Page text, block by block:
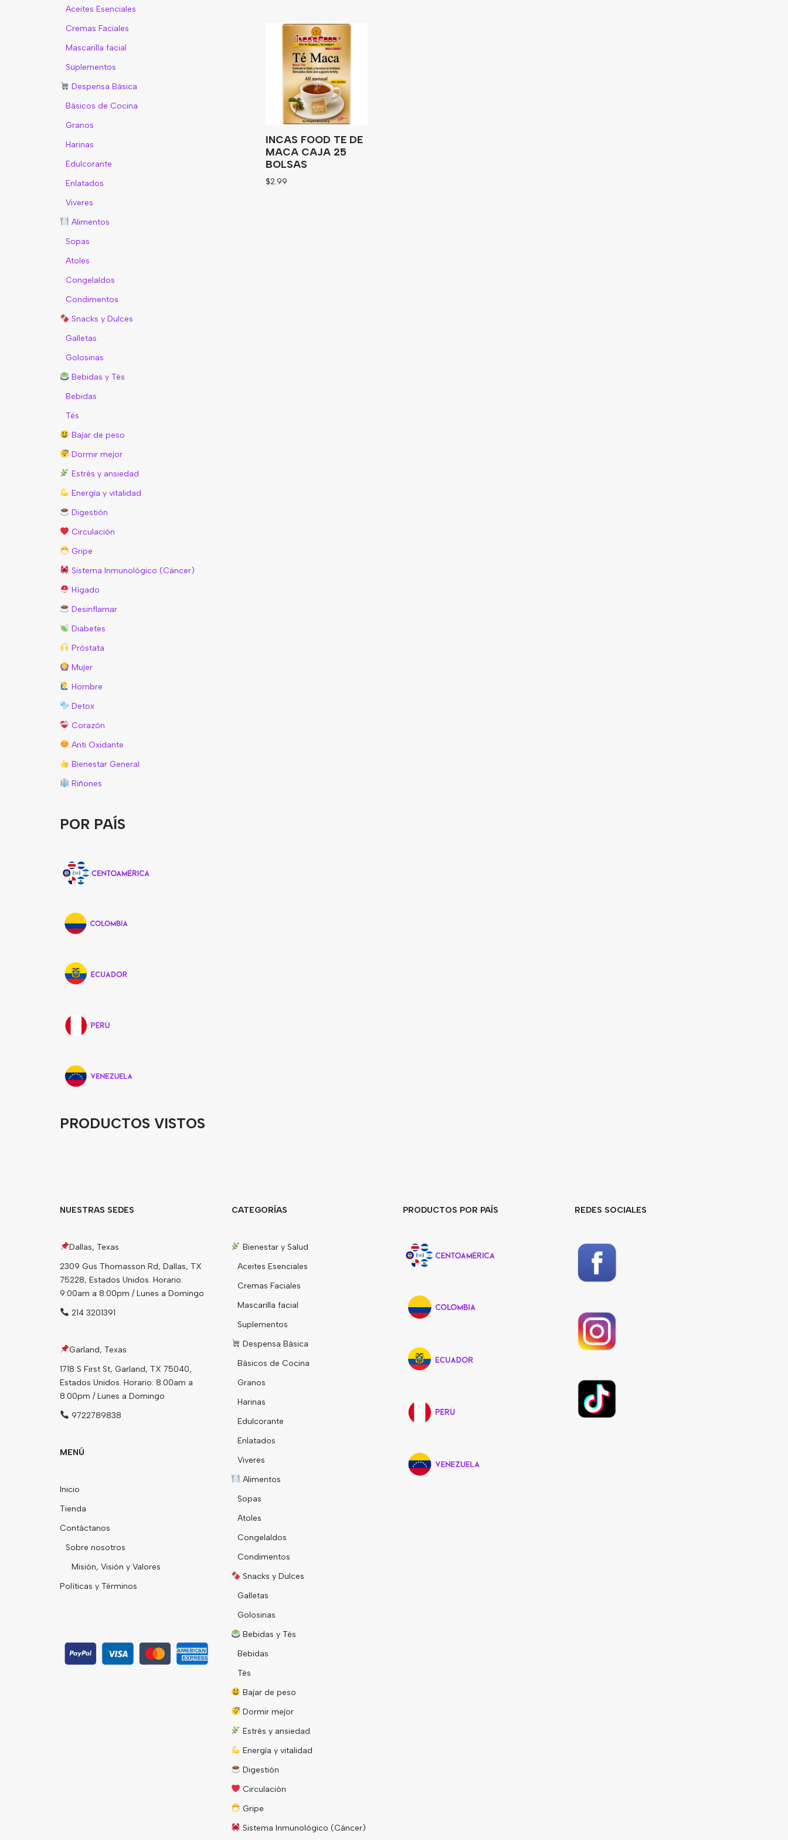
Aceites Esenciales
Cremas Faciales
Mascarilla facial
Suplementos
Despensa Básica
Básicos de Cocina
Granos
Harinas
Edulcorante
Enlatados
Viveres
Alimentos
Sopas
Atoles
Congelaldos
Condimentos
Snacks y Dulces
Galletas
Golosinas
Bebidas y Tés
Bebidas
Tés
Bajar de peso
Dormir mejor
Estrés y ansiedad
Energîa y vitalidad
Digestión
Circulación
Gripe
Sistema Inmunológico (Cáncer)
Hígado
Desinflamar
Diabetes
Próstata
Mujer
Hombre
Detox
Corazón
Anti Oxidante
Bienestar General
Riñones
POR PAÍS
PRODUCTOS VISTOS
INCAS FOOD TE DE
MACA CAJA 25
BOLSAS
$2.99
NUESTRAS SEDES
Dallas, Texas
2309 Gus Thomasson Rd, Dallas, TX
75228, Estados Unidos. Horario:
9:00am a 8:00pm / Lunes a Domingo
214 3201391
Garland, Texas
1718 S First St, Garland, TX 75040,
Estados Unidos. Horario: 8:00am a
8:00pm / Lunes a Domingo
9722789838
MENÚ
Inicio
Tienda
Contáctanos
Sobre nosotros
Misión, Visión y Valores
Políticas y Términos
CATEGORÍAS
Bienestar y Salud
Aceites Esenciales
Cremas Faciales
Mascarilla facial
Suplementos
Despensa Básica
Básicos de Cocina
Granos
Harinas
Edulcorante
Enlatados
Viveres
Alimentos
Sopas
Atoles
Congelaldos
Condimentos
Snacks y Dulces
Galletas
Golosinas
Bebidas y Tés
Bebidas
Tés
Bajar de peso
Dormir mejor
Estrés y ansiedad
Energîa y vitalidad
Digestión
Circulación
Gripe
Sistema Inmunológico (Cáncer)
PRODUCTOS POR PAÍS REDES SOCIALES